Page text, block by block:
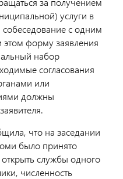
услуги в
с одним
этом форму заявления
набор
согласования
или
должны
что на заседании
было принято
службы одного
численность